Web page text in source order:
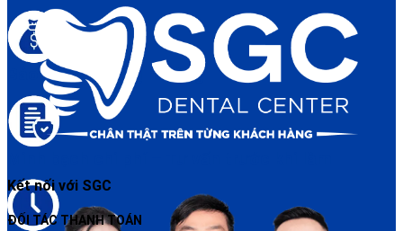
Bảo hành điều trị rõ ràng
Kết nối với SGC
ĐỐI TÁC THANH TOÁN